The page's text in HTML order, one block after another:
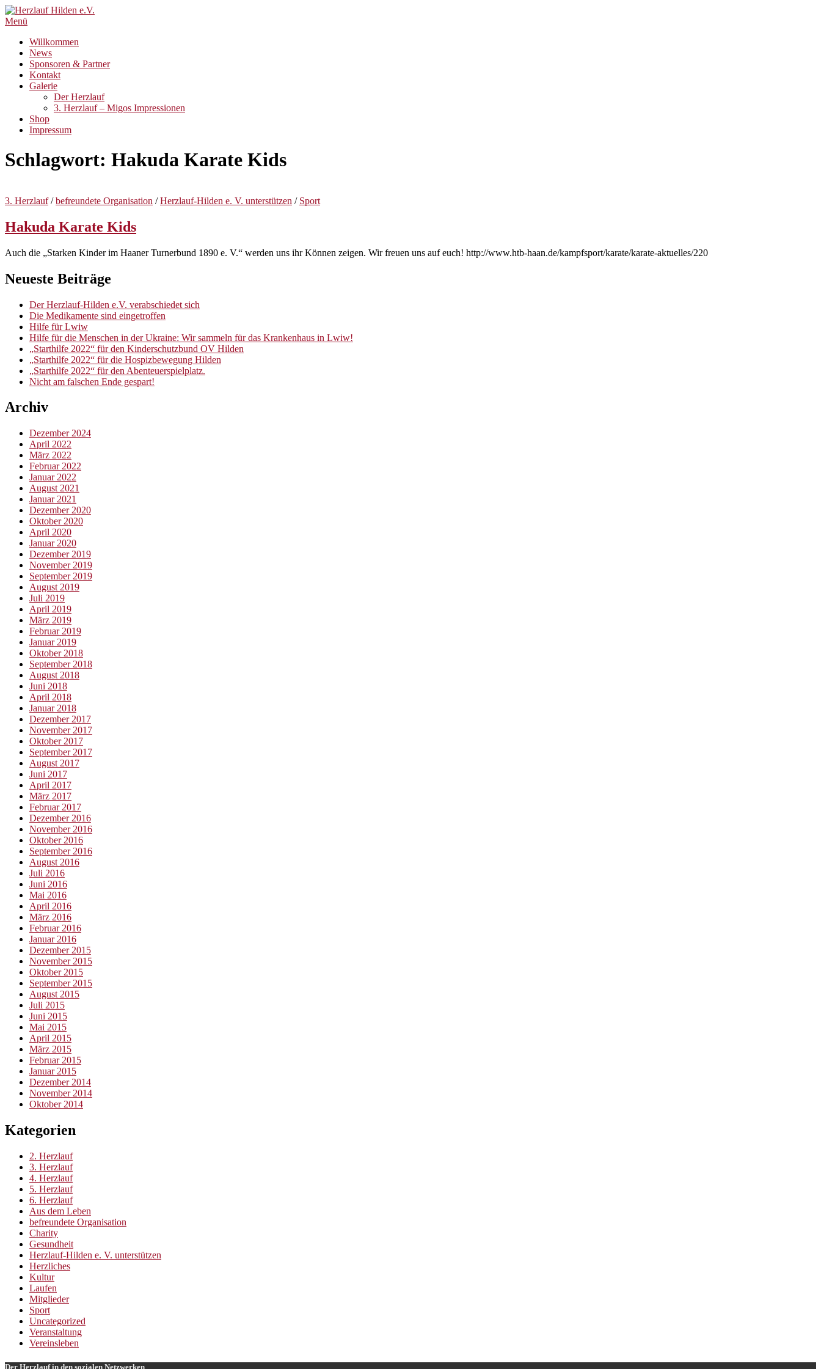
Zum
Inhalt
Menü
Willkommen
News
Sponsoren & Partner
Kontakt
Galerie
Der Herzlauf
3. Herzlauf – Migos Impressionen
Shop
Impressum
Schlagwort: Hakuda Karate Kids
3. Herzlauf/befreundete Organisation /Herzlauf-Hilden e. V. unterstützen / Sport
Hakuda Karate Kids
Auch die „Starken Kinder im Haaner Turnerbund 1890 e. V.“ werden uns ihr Können zeigen. Wir freuen uns auf euch! http://www.htb-haan.de/kampfsport/karate/karate-aktuelles/220
Neueste Beiträge
Der Herzlauf-Hilden e.V. verabschiedet sich
Die Medikamente sind eingetroffen
Hilfe für Lwiw
Hilfe für die Menschen in der Ukraine: Wir sammeln für das Krankenhaus in Lwiw!
„Starthilfe 2022“ für den Kinderschutzbund OV Hilden
„Starthilfe 2022“ für die Hospizbewegung Hilden
„Starthilfe 2022“ für den Abenteuerspielplatz.
Nicht am falschen Ende gespart!
Archiv
Dezember 2024
April 2022
März 2022
Februar 2022
Januar 2022
August 2021
Januar 2021
Dezember 2020
Oktober 2020
April 2020
Januar 2020
Dezember 2019
November 2019
September 2019
August 2019
Juli 2019
April 2019
März 2019
Februar 2019
Januar 2019
Oktober 2018
September 2018
August 2018
Juni 2018
April 2018
Januar 2018
Dezember 2017
November 2017
Oktober 2017
September 2017
August 2017
Juni 2017
April 2017
März 2017
Februar 2017
Dezember 2016
November 2016
Oktober 2016
September 2016
August 2016
Juli 2016
Juni 2016
Mai 2016
April 2016
März 2016
Februar 2016
Januar 2016
Dezember 2015
November 2015
Oktober 2015
September 2015
August 2015
Juli 2015
Juni 2015
Mai 2015
April 2015
März 2015
Februar 2015
Januar 2015
Dezember 2014
November 2014
Oktober 2014
Kategorien
2. Herzlauf
3. Herzlauf
4. Herzlauf
5. Herzlauf
6. Herzlauf
Aus dem Leben
befreundete Organisation
Charity
Gesundheit
Herzlauf-Hilden e. V. unterstützen
Herzliches
Kultur
Laufen
Mitglieder
Sport
Uncategorized
Veranstaltung
Vereinsleben
Der Herzlauf in den sozialen Netzwerken